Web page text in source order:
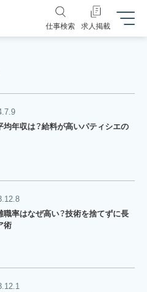
仕事検索 求人掲載
均年収は？給料が高いパティシエの
職率はなぜ高い？技術を捨てずに長
術